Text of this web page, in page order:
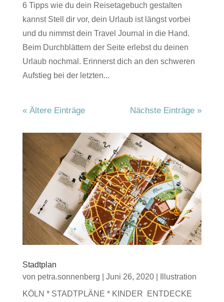
6 Tipps wie du dein Reisetagebuch gestalten
kannst Stell dir vor, dein Urlaub ist längst vorbei
und du nimmst dein Travel Journal in die Hand.
Beim Durchblättern der Seite erlebst du deinen
Urlaub nochmal. Erinnerst dich an den schweren
Aufstieg bei der letzten...
« Ältere Einträge Nächste Einträge »
Stadtplan
von petra.sonnenberg Juni 26, 2020|
Illustration
KÖLN * STADTPLÄNE * KINDER ENTDECKE